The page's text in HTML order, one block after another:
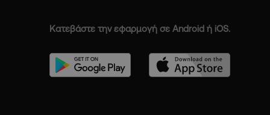
Κατεβάστε την εφαρμογή σε Android ή iOS.